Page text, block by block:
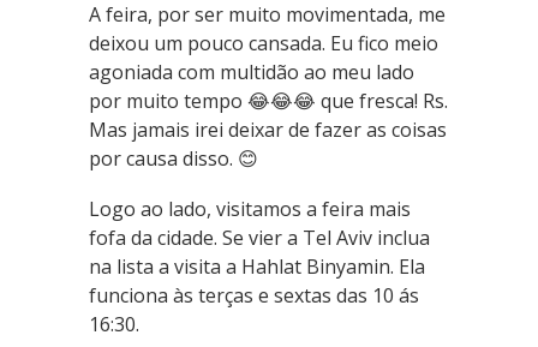
A feira, por ser muito movimentada, me
deixou um pouco cansada. Eu fico meio
agoniada com multidão ao meu lado
por muito tempo 😂😂😂 que fresca! Rs.
Mas jamais irei deixar de fazer as coisas
por causa disso. 😊
Logo ao lado, visitamos a feira mais
fofa da cidade. Se vier a Tel Aviv inclua
na lista a visita a Hahlat Binyamin. Ela
funciona às terças e sextas das 10 ás
16:30.